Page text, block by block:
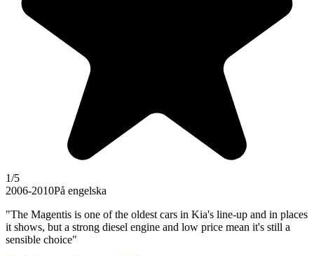
1/5
2006-2010På engelska
"The Magentis is one of the oldest cars in Kia's line-up and in places
it shows, but a strong diesel engine and low price mean it's still a
sensible choice"